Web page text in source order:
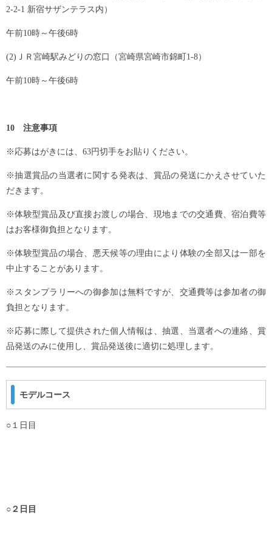
2-2-1 新宿サザンテラス内）
午前10時～午後6時
(2)ＪＲ宮崎駅みどりの窓口（宮崎県宮崎市錦町1-8）
午前10時～午後6時
10 注意事項
※応募はがきには、63円切手をお貼りください。
※抽選賞品の当選者に関する発表は、賞品の発送にかえさせていた
だきます。
※体験型賞品及び直接お渡しの場合、現地までの交通費、宿泊費等
はお客様御負担となります。
※体験型賞品の場合、悪天候等の理由により体験の全部又は一部を
中止することがあります。
※スタンプラリーへの御参加は無料ですが、交通費等は参加者の御
負担となります。
※応募に際して提供された個人情報は、抽選、当選者への連絡、賞
品発送のみに使用し、賞品発送後に適切に処理します。
モデルコース
○１日目
○２日目